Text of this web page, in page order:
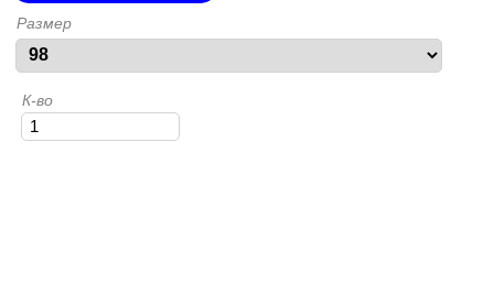
Размер
К-во